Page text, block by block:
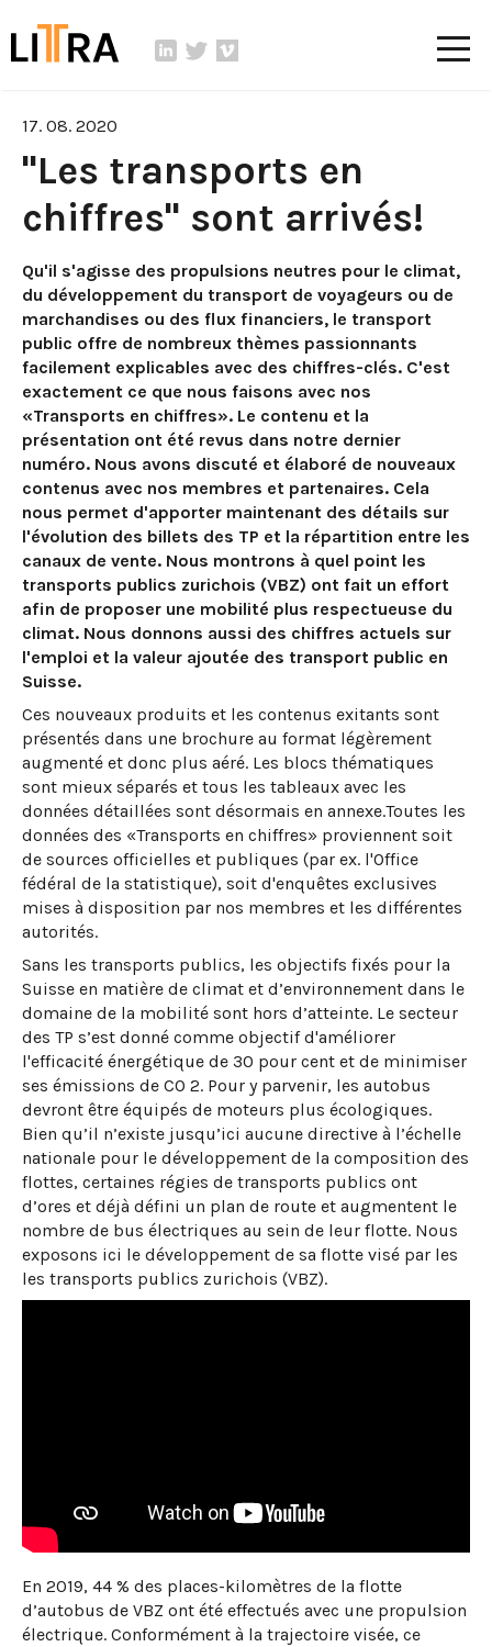
17. 08. 2020
"Les transports en
chiffres" sont arrivés!
Qu'il s'agisse des propulsions neutres pour le climat,
du développement du transport de voyageurs ou de
marchandises ou des flux financiers, le transport
public offre de nombreux thèmes passionnants
facilement explicables avec des chiffres-clés. C'est
exactement ce que nous faisons avec nos
«Transports en chiffres». Le contenu et la
présentation ont été revus dans notre dernier
numéro. Nous avons discuté et élaboré de nouveaux
contenus avec nos membres et partenaires. Cela
nous permet d'apporter maintenant des détails sur
l'évolution des billets des TP et la répartition entre les
canaux de vente. Nous montrons à quel point les
transports publics zurichois (VBZ) ont fait un effort
afin de proposer une mobilité plus respectueuse du
climat. Nous donnons aussi des chiffres actuels sur
l'emploi et la valeur ajoutée des transport public en
Suisse.
Ces nouveaux produits et les contenus exitants sont
présentés dans une brochure au format légèrement
augmenté et donc plus aéré. Les blocs thématiques
sont mieux séparés et tous les tableaux avec les
données détaillées sont désormais en annexe.Toutes les
données des «Transports en chiffres» proviennent soit
de sources officielles et publiques (par ex. l'Office
fédéral de la statistique), soit d'enquêtes exclusives
mises à disposition par nos membres et les différentes
autorités.
Sans les transports publics, les objectifs fixés pour la
Suisse en matière de climat et d’environnement dans le
domaine de la mobilité sont hors d’atteinte. Le secteur
des TP s’est donné comme objectif d'améliorer
l'efficacité énergétique de 30 pour cent et de minimiser
ses émissions de CO 2. Pour y parvenir, les autobus
devront être équipés de moteurs plus écologiques.
Bien qu’il n’existe jusqu’ici aucune directive à l’échelle
nationale pour le développement de la composition des
flottes, certaines régies de transports publics ont
d’ores et déjà défini un plan de route et augmentent le
nombre de bus électriques au sein de leur flotte. Nous
exposons ici le développement de sa flotte visé par les
les transports publics zurichois (VBZ).
En 2019, 44 % des places-kilomètres de la flotte
d’autobus de VBZ ont été effectués avec une propulsion
électrique. Conformément à la trajectoire visée, ce